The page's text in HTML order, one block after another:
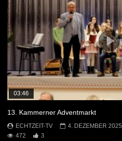
03:46
13. Kammerner Adventmarkt
ECHTZEIT-TV
4. DEZEMBER 2025
472
3